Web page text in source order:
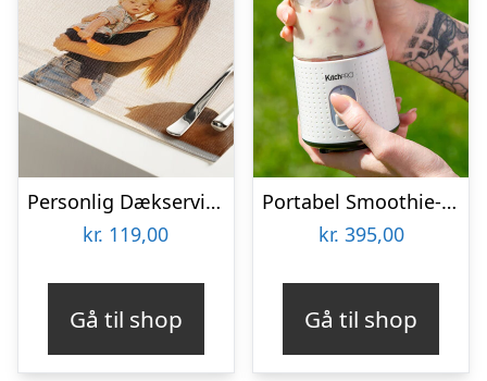
Personlig Dækserviet med Billede
kr. 119,00
Gå til shop
Portabel Smoothie-blender – KitchPro
kr. 395,00
Gå til shop